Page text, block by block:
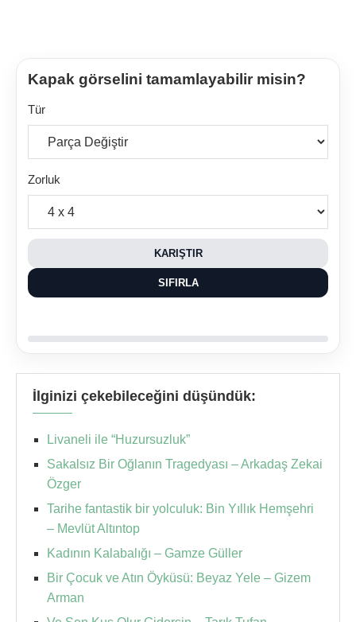
Kapak görselini tamamlayabilir misin?
Tür
Zorluk
KARIŞTIR
SIFIRLA
İlginizi çekebileceğini düşündük:
Livaneli ile “Huzursuzluk”
Sakalsız Bir Oğlanın Tragedyası – Arkadaş Zekai
Özger
Tarihe fantastik bir yolculuk: Bin Yıllık Hemşehri
– Mevlüt Altıntop
Kadının Kalabalığı – Gamze Güller
Bir Çocuk ve Atın Öyküsü: Beyaz Yele – Gizem
Arman